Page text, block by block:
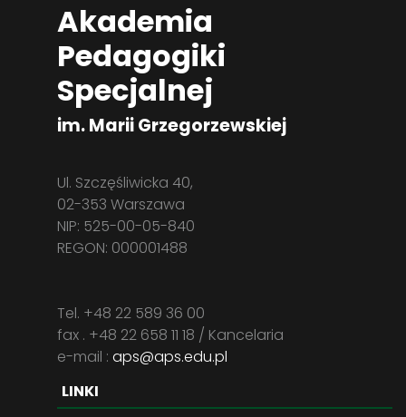
Akademia
Pedagogiki
Specjalnej
im. Marii Grzegorzewskiej
Ul. Szczęśliwicka 40,
02-353 Warszawa
NIP: 525-00-05-840
REGON: 000001488
Tel. +48 22 589 36 00
fax . +48 22 658 11 18 / Kancelaria
e-mail : aps@aps.edu.pl
LINKI